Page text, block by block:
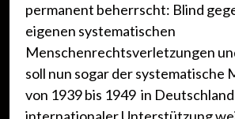
permanent beherrscht: Blind
eigenen systematischen
Menschenrechtsverletzungen
soll nun sogar der systematische
von 1939 bis 1949 in